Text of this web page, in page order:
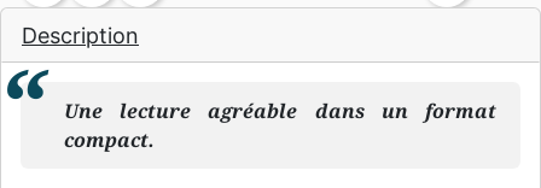
Description
Une lecture agréable dans un format
compact.